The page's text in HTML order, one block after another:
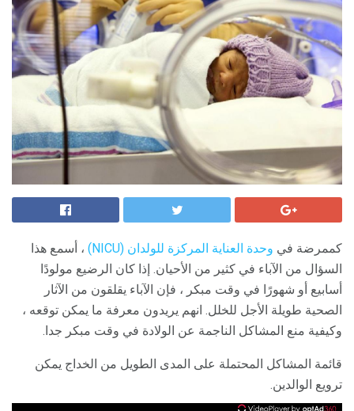
كممرضة في وحدة العناية المركزة للولدان (NICU)
، أسمع هذا
السؤال من الآباء في كثير من الأحيان. إذا كان الرضيع مولودًا
أسابيع أو شهورًا في وقت مبكر ، فإن الآباء يقلقون من الآثار
الصحية طويلة الأجل للخلل. انهم يريدون معرفة ما يمكن توقعه ،
وكيفية منع المشاكل الناجمة عن الولادة في وقت مبكر جدا.
قائمة المشاكل المحتملة على المدى الطويل من الخداج يمكن
ترويع الوالدين.